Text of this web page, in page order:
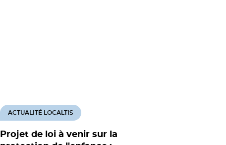
Projet de loi à venir sur la
ACTUALITÉ LOCALTIS